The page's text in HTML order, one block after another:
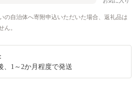
の自治体へ寄附申込いただいた場合、返礼品は
ん。
、1～2か月程度で発送